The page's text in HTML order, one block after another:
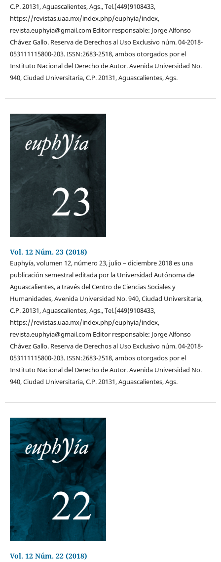
C.P. 20131, Aguascalientes, Ags., Tel.(449)9108433,
https://revistas.uaa.mx/index.php/euphyia/index,
revista.euphyia@gmail.com Editor responsable: Jorge Alfonso
Chávez Gallo. Reserva de Derechos al Uso Exclusivo núm. 04-2018-
053111115800-203. ISSN:2683-2518, ambos otorgados por el
Instituto Nacional del Derecho de Autor. Avenida Universidad No.
940, Ciudad Universitaria, C.P. 20131, Aguascalientes, Ags.
Vol. 12 Núm. 23 (2018)
Euphyía, volumen 12, número 23, julio – diciembre 2018 es una
publicación semestral editada por la Universidad Autónoma de
Aguascalientes, a través del Centro de Ciencias Sociales y
Humanidades, Avenida Universidad No. 940, Ciudad Universitaria,
C.P. 20131, Aguascalientes, Ags., Tel.(449)9108433,
https://revistas.uaa.mx/index.php/euphyia/index,
revista.euphyia@gmail.com Editor responsable: Jorge Alfonso
Chávez Gallo. Reserva de Derechos al Uso Exclusivo núm. 04-2018-
053111115800-203. ISSN:2683-2518, ambos otorgados por el
Instituto Nacional del Derecho de Autor. Avenida Universidad No.
940, Ciudad Universitaria, C.P. 20131, Aguascalientes, Ags.
Vol. 12 Núm. 22 (2018)